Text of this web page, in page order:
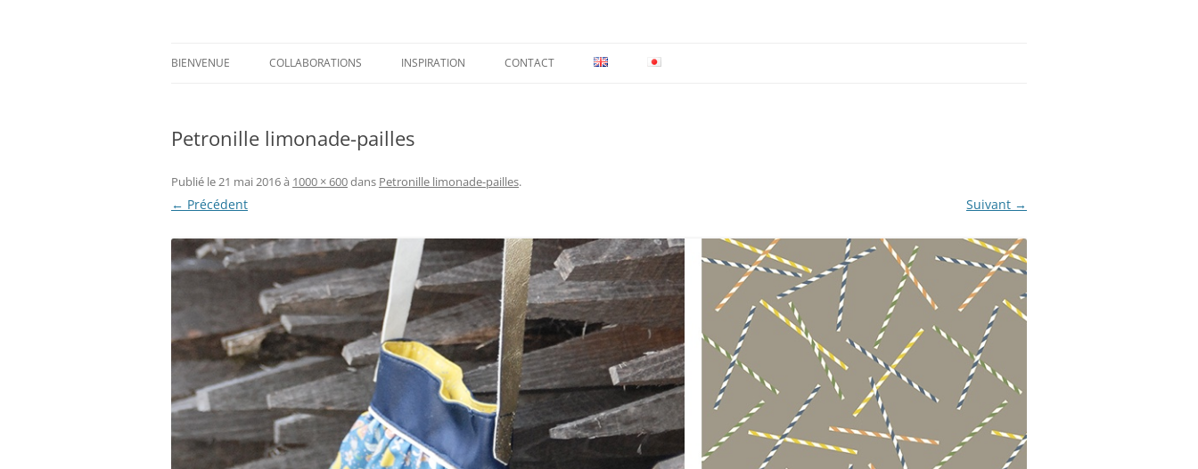
BIENVENUE COLLABORATIONS INSPIRATION CONTACT
Petronille limonade-pailles
Publié le21 mai 2016à 1000 × 600dans Petronille limonade-pailles.
← Précédent Suivant →